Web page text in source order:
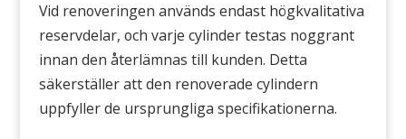
Vid renoveringen används endast högkvalitativa
reservdelar, och varje cylinder testas noggrant
innan den återlämnas till kunden. Detta
säkerställer att den renoverade cylindern
uppfyller de ursprungliga specifikationerna.